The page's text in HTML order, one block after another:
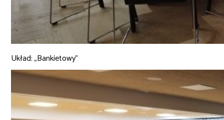
Układ: „Bankietowy”